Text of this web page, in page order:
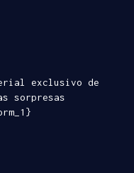
exclusivo de
sorpresas